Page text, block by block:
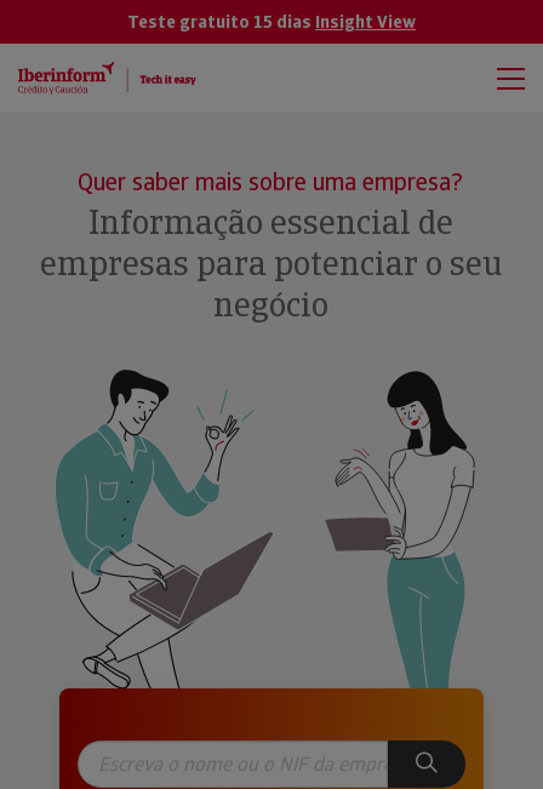
Teste gratuito 15 dias Insight View
Quer saber mais sobre uma empresa?
Informação essencial de
empresas para potenciar o seu
negócio